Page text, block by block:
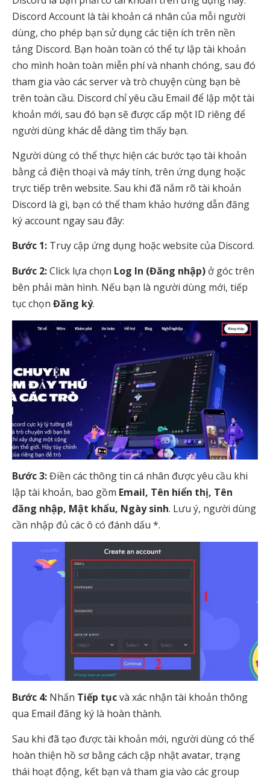
Discord Account là tài khoản cá nhân của mỗi người
dùng, cho phép bạn sử dụng các tiện ích trên nền
tảng Discord. Bạn hoàn toàn có thể tự lập tài khoản
cho mình hoàn toàn miễn phí và nhanh chóng, sau đó
tham gia vào các server và trò chuyện cùng bạn bè
trên toàn cầu. Discord chỉ yêu cầu Email để lập một tài
khoản mới, sau đó bạn sẽ được cấp một ID riêng để
người dùng khác dễ dàng tìm thấy bạn.
Người dùng có thể thực hiện các bước tạo tài khoản
bằng cả điện thoại và máy tính, trên ứng dụng hoặc
trực tiếp trên website. Sau khi đã nắm rõ tài khoản
Discord là gì, bạn có thể tham khảo hướng dẫn đăng
ký account ngay sau đây:
Bước 1: Truy cập ứng dụng hoặc website của Discord.
Bước 2:Click lựa chọn Log In (Đăng nhập) ở góc trên
bên phải màn hình. Nếu bạn là người dùng mới, tiếp
tục chọn Đăng ký.
Bước 3:Điền các thông tin cá nhân được yêu cầu khi
lập tài khoản, bao gồm Email, Tên hiển thị, Tên
đăng nhập, Mật khẩu, Ngày sinh. Lưu ý, người dùng
cần nhập đủ các ô có đánh dấu *.
Bước 4: Nhấn Tiếp tụcvà xác nhận tài khoản thông
qua Email đăng ký là hoàn thành.
Sau khi đã tạo được tài khoản mới, người dùng có thể
hoàn thiện hồ sơ bằng cách cập nhật avatar, trạng
thái hoạt động, kết bạn và tham gia vào các group